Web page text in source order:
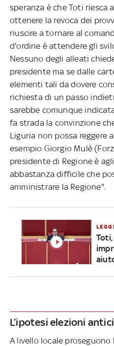
speranza è che Toti riesca
ottenere la revoca dei
riuscire a tornare al
d'ordine è attendere gli
Nessuno degli alleati
presidente ma se dalle
elementi tali da dovere
richiesta di un passo
sarebbe comunque
fa strada la convinzione
Liguria non possa reggere
esempio Giorgio Mulè
presidente di Regione è
abbastanza difficile che
amministrare la Regione".
L’ipotesi elezioni
A livello locale